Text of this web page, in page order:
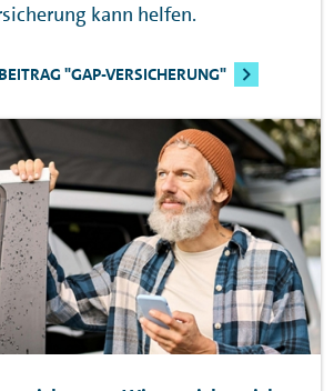
kann helfen.
"GAP-VERSICHERUNG"